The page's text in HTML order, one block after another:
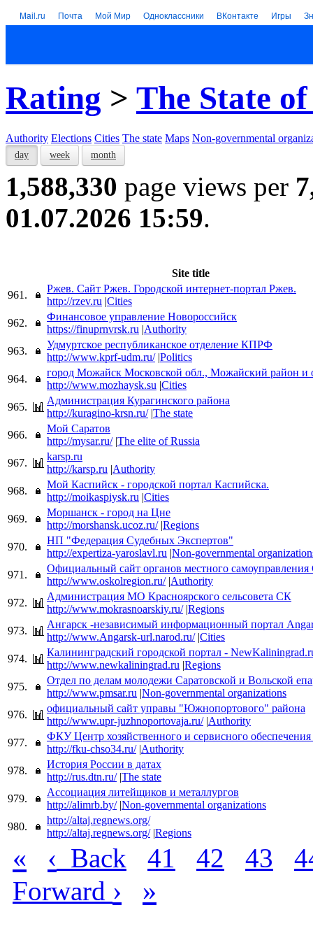
Mail.ru Почта Мой Мир Одноклассники ВКонтакте Игры
Rating > The State
Authority Elections Cities The state Maps Non-governmental
day week month
1,588,330 page views per
01.07.2026 15:59.
Site title
961.
Ржев. Сайт Ржев. Городской интернет-портал Ржев.
http://rzev.ru |Cities
962.
Финансовое управление Новороссийск
https://finuprnvrsk.ru |Authority
963.
Удмуртское республиканское отделение КПРФ
http://www.kprf-udm.ru/ |Politics
964.
город Можайск Московской обл., Можайский район и
http://www.mozhaysk.su |Cities
965.
Администрация Курагинского района
http://kuragino-krsn.ru/ |The state
966.
Мой Саратов
http://mysar.ru/ |The elite of Russia
967.
karsp.ru
http://karsp.ru |Authority
968.
Мой Каспийск - городской портал Каспийска.
http://moikaspiysk.ru |Cities
969.
Моршанск - город на Цне
http://morshansk.ucoz.ru/ |Regions
970.
НП "Федерация Судебных Экспертов"
http://expertiza-yaroslavl.ru |Non-governmental
971.
Официальный сайт органов местного самоуправления
http://www.oskolregion.ru/ |Authority
972.
Администрация МО Красноярского сельсовета СК
http://www.mokrasnoarskiy.ru/ |Regions
973.
Ангарск -независимый информационный портал
http://www.Angarsk-url.narod.ru/ |Cities
974.
Калининградский городской портал -
http://www.newkaliningrad.ru |Regions
975.
Отдел по делам молодежи Саратовской и Вольской
http://www.pmsar.ru |Non-governmental organizations
976.
официальный сайт управы "Южнопортового" района
http://www.upr-juzhnoportovaja.ru/ |Authority
977.
ФКУ Центр хозяйственного и сервисного
http://fku-chso34.ru/ |Authority
978.
История России в датах
http://rus.dtn.ru/ |The state
979.
Ассоциация литейщиков и металлургов
http://alimrb.by/ |Non-governmental organizations
980.
http://altaj.regnews.org/
http://altaj.regnews.org/ |Regions
« ‹ Back 41 42 43
Forward › »